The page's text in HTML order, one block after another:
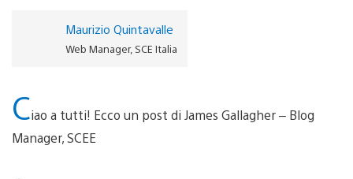
Maurizio Quintavalle
Web Manager, SCE Italia
Ciao a tutti! Ecco un post di James Gallagher – Blog
Manager, SCEE